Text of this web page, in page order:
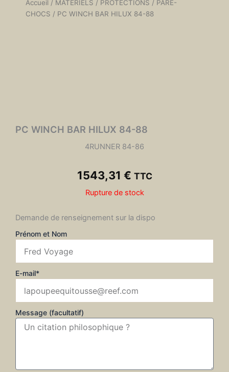
Accueil / MATÉRIELS / PROTECTIONS / PARE-
CHOCS / PC WINCH BAR HILUX 84-88
PC WINCH BAR HILUX 84-88
4RUNNER 84-86
1543,31 € TTC
Rupture de stock
Demande de renseignement sur la dispo
Prénom et Nom
E-mail*
Message (facultatif)